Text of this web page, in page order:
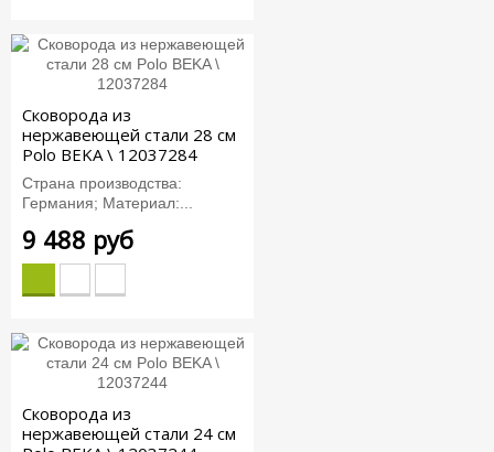
Сковорода из
нержавеющей стали 28 см
Polo BEKA \ 12037284
Страна производства:
Германия; Материал:...
9 488 руб
Сковорода из
нержавеющей стали 24 см